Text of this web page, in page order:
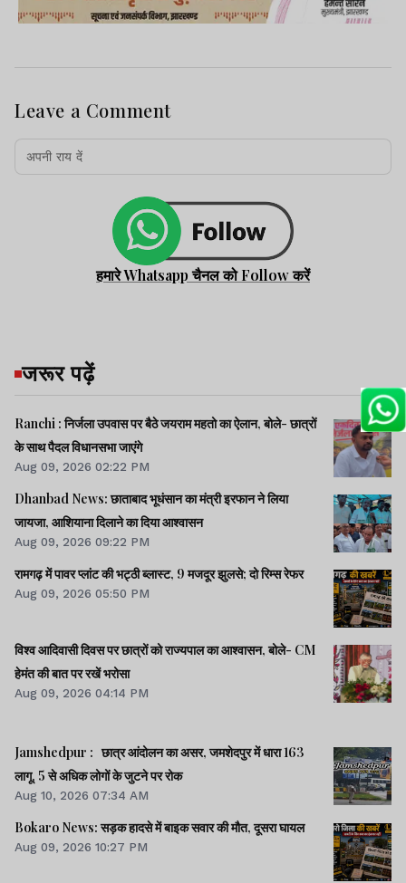
Leave a Comment
हमारे Whatsapp चैनल को Follow करें
जरूर पढ़ें
Ranchi : निर्जला उपवास पर बैठे जयराम महतो का ऐलान, बोले- छात्रों
के साथ पैदल विधानसभा जाएंगे
Aug 09, 2026 02:22 PM
Dhanbad News: छाताबाद भूधंसान का मंत्री इरफान ने लिया
जायजा, आशियाना दिलाने का दिया आश्वासन
Aug 09, 2026 09:22 PM
रामगढ़ में पावर प्लांट की भट्ठी ब्लास्ट, 9 मजदूर झुलसे; दो रिम्स रेफर
Aug 09, 2026 05:50 PM
विश्व आदिवासी दिवस पर छात्रों को राज्यपाल का आश्वासन, बोले- CM
हेमंत की बात पर रखें भरोसा
Aug 09, 2026 04:14 PM
Jamshedpur : छात्र आंदोलन का असर, जमशेदपुर में धारा 163
लागू, 5 से अधिक लोगों के जुटने पर रोक
Aug 10, 2026 07:34 AM
Bokaro News: सड़क हादसे में बाइक सवार की मौत, दूसरा घायल
Aug 09, 2026 10:27 PM